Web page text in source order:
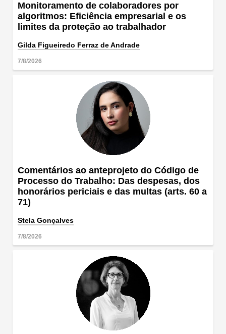
Monitoramento de colaboradores por
algoritmos: Eficiência empresarial e os
limites da proteção ao trabalhador
Gilda Figueiredo Ferraz de Andrade
7/8/2026
Comentários ao anteprojeto do Código de
Processo do Trabalho: Das despesas, dos
honorários periciais e das multas (arts. 60 a
71)
Stela Gonçalves
7/8/2026